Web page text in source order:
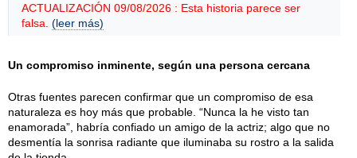
ACTUALIZACIÓN 09/08/2026 : Esta historia parece ser
falsa. (leer más)
Un compromiso inminente, según una persona cercana
Otras fuentes parecen confirmar que un compromiso de esa
naturaleza es hoy más que probable. “Nunca la he visto tan
enamorada”, habría confiado un amigo de la actriz; algo que no
desmentía la sonrisa radiante que iluminaba su rostro a la salida